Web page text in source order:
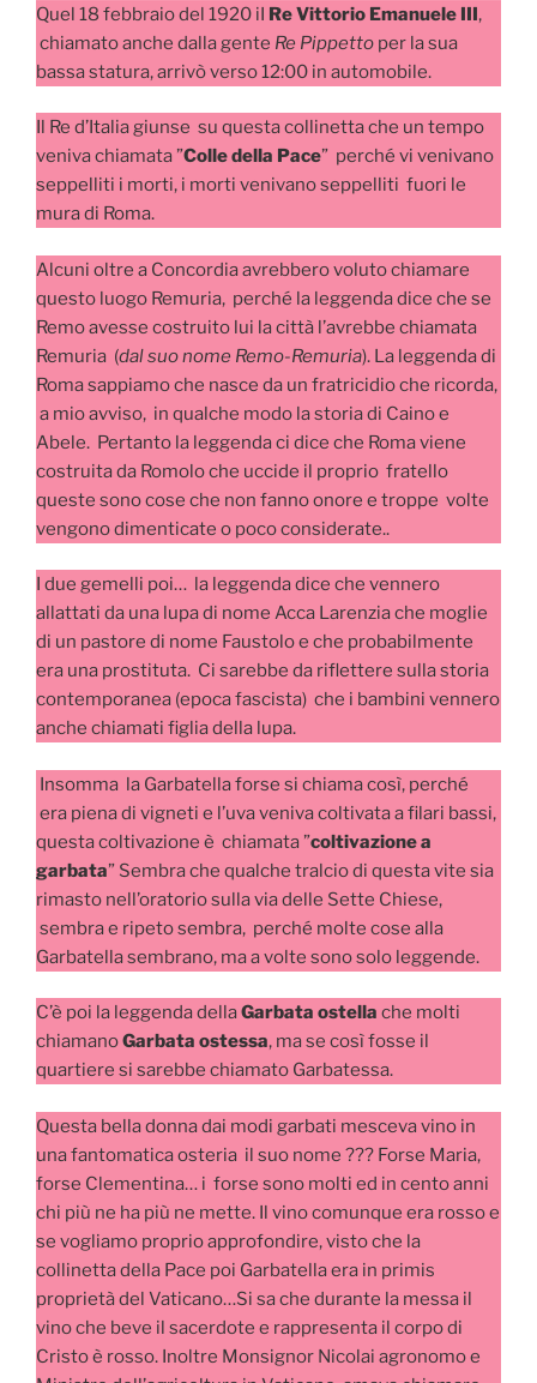
Quel 18 febbraio del 1920 iI Re Vittorio Emanuele III,
chiamato anche dalla gente Re Pippetto per la sua
bassa statura, arrivò verso 12:00 in automobile.
Il Re d’Italia giunse su questa collinetta che un tempo
veniva chiamata ”Colle della Pace” perché vi venivano
seppelliti i morti, i morti venivano seppelliti fuori le
mura di Roma.
Alcuni oltre a Concordia avrebbero voluto chiamare
questo luogo Remuria, perché la leggenda dice che se
Remo avesse costruito lui la città l’avrebbe chiamata
Remuria (dal suo nome Remo-Remuria). La leggenda di
Roma sappiamo che nasce da un fratricidio che ricorda,
a mio avviso, in qualche modo la storia di Caino e
Abele. Pertanto la leggenda ci dice che Roma viene
costruita da Romolo che uccide il proprio fratello
queste sono cose che non fanno onore e troppe volte
vengono dimenticate o poco considerate..
I due gemelli poi… la leggenda dice che vennero
allattati da una lupa di nome Acca Larenzia che moglie
di un pastore di nome Faustolo e che probabilmente
era una prostituta. Ci sarebbe da riflettere sulla storia
contemporanea (epoca fascista) che i bambini vennero
anche chiamati figlia della lupa.
Insomma la Garbatella forse si chiama così, perché
era piena di vigneti e l’uva veniva coltivata a filari bassi,
questa coltivazione è chiamata ”coltivazione a
garbata” Sembra che qualche tralcio di questa vite sia
rimasto nell’oratorio sulla via delle Sette Chiese,
sembra e ripeto sembra, perché molte cose alla
Garbatella sembrano, ma a volte sono solo leggende.
C’è poi la leggenda dellaGarbata ostella che molti
chiamanoGarbata ostessa, ma se così fosse il
quartiere si sarebbe chiamato Garbatessa.
Questa bella donna dai modi garbati mesceva vino in
una fantomatica osteria il suo nome ??? Forse Maria,
forse Clementina… i forse sono molti ed in cento anni
chi più ne ha più ne mette. Il vino comunque era rosso e
se vogliamo proprio approfondire, visto che la
collinetta della Pace poi Garbatella era in primis
proprietà del Vaticano…Si sa che durante la messa il
vino che beve il sacerdote e rappresenta il corpo di
Cristo è rosso. Inoltre Monsignor Nicolai agronomo e